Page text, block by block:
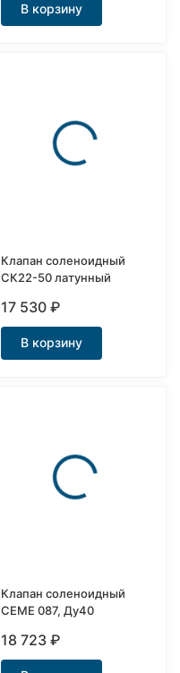
В корзину
Клапан соленоидный
СК22-50 латунный
17 530₽
В корзину
Клапан соленоидный
CEME 087, Ду40
18 723₽